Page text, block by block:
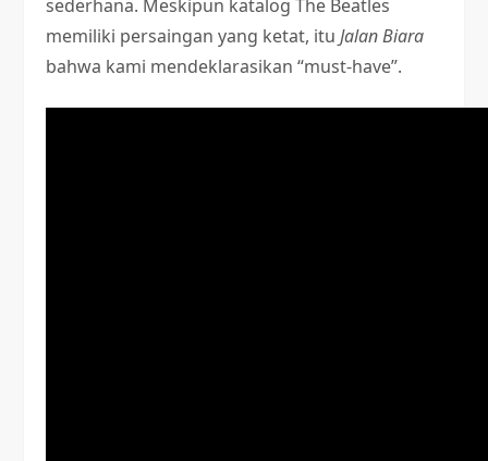
sederhana. Meskipun katalog The Beatles
memiliki persaingan yang ketat, ituJalan Biara
bahwa kami mendeklarasikan “must-have”.